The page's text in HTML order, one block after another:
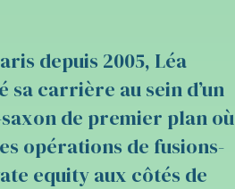
depuis 2005, Léa
carrière au sein d’un
de premier plan où
opérations de fusions-
equity aux côtés de